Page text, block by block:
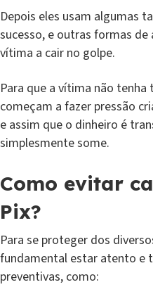
Depois eles usam algumas
sucesso, e outras formas
vítima a cair no golpe.
Para que a vítima não tenha
começam a fazer pressão
e assim que o dinheiro é
simplesmente some.
Como evitar
Pix?
Para se proteger dos
fundamental estar atento e
preventivas, como: